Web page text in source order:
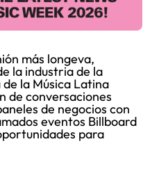
más longeva,
la industria de la
la Música Latina
de conversaciones
de negocios con
eventos Billboard
para